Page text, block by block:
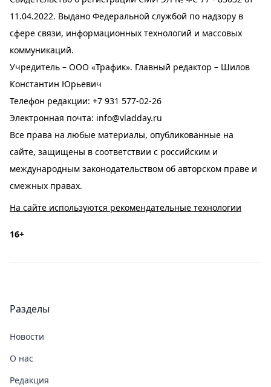
11.04.2022. Выдано Федеральной службой по надзору в
сфере связи, информационных технологий и массовых
коммуникаций.
Учредитель – ООО «Трафик». Главный редактор – Шилов
Константин Юрьевич
Телефон редакции: +7 931 577-02-26
Электронная почта: info@vladday.ru
Все права на любые материалы, опубликованные на
сайте, защищены в соответствии с российским и
международным законодательством об авторском праве и
смежных правах.
На сайте используются рекомендательные технологии
16+
Разделы
Новости
О нас
Редакция